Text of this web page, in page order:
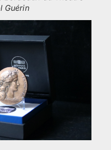
Guérin